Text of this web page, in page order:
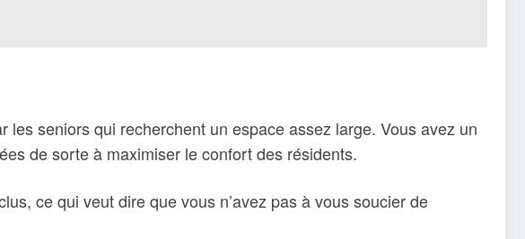
seniors qui recherchent un espace assez large. Vous avez un
de sorte à maximiser le confort des résidents.
ce qui veut dire que vous n’avez pas à vous soucier de